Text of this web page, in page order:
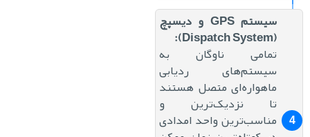
سیستم GPS و دیسپچ
تمامی ناوگان به
سیستم‌های ردیابی
ماهواره‌ای متصل هستند
تا نزدیک‌ترین و
مناسب‌ترین واحد امدادی